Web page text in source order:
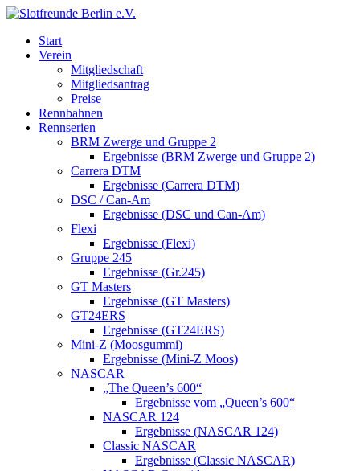
Start
Verein
Mitgliedschaft
Mitgliedsantrag
Preise
Rennbahnen
Rennserien
BRM Zwerge und Gruppe 2
Ergebnisse (BRM Zwerge und Gruppe 2)
Carrera DTM
Ergebnisse (Carrera DTM)
DSC / Can-Am
Ergebnisse (DSC und Can-Am)
Flexi
Ergebnisse (Flexi)
Gruppe 245
Ergebnisse (Gr.245)
GT Masters
Ergebnisse (GT Masters)
GT24ERS
Ergebnisse (GT24ERS)
Mini-Z (Moosgummi)
Ergebnisse (Mini-Z Moos)
NASCAR
„The Queen’s 600“
Ergebnisse vom „Queen’s 600“
NASCAR 124
Ergebnisse (NASCAR 124)
Classic NASCAR
Ergebnisse (Classic NASCAR)